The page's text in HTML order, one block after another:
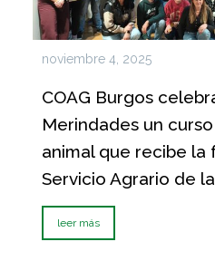
noviembre 4, 2025
COAG Burgos
Merindades un
animal que recibe
Servicio Agrario de
leer más